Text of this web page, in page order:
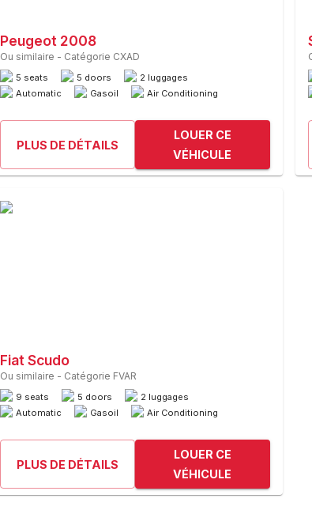
Peugeot 2008
Ou similaire - Catégorie CXAD
5 seats 5 doors
2 luggages
Automatic
Gasoil Air Conditioning
PLUS DE DÉTAILS
LOUER CE
VÉHICULE
Fiat Scudo
Ou similaire - Catégorie FVAR
9 seats 5 doors
2 luggages
Automatic
Gasoil Air Conditioning
PLUS DE DÉTAILS
LOUER CE
VÉHICULE